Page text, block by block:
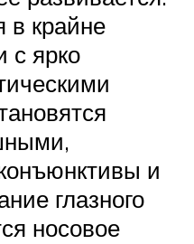
в крайне
с ярко
и
глазного
носовое